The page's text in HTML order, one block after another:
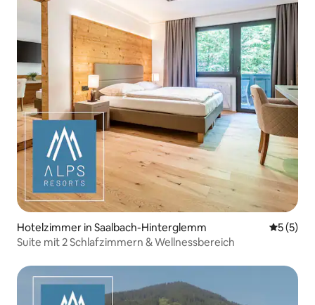
Hotelzimmer in Saalbach-Hinterglemm
5 (5)
Suite mit 2 Schlafzimmern & Wellnessbereich